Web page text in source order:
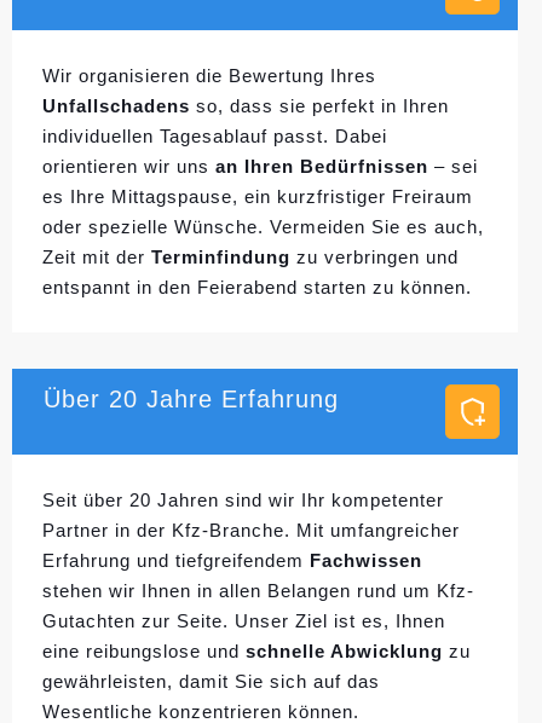
Wir organisieren die Bewertung Ihres
Unfallschadens so, dass sie perfekt in Ihren
individuellen Tagesablauf passt. Dabei
orientieren wir uns an Ihren Bedürfnissen – sei
es Ihre Mittagspause, ein kurzfristiger Freiraum
oder spezielle Wünsche. Vermeiden Sie es auch,
Zeit mit der Terminfindung zu verbringen und
entspannt in den Feierabend starten zu können.
Über 20 Jahre Erfahrung
Seit über 20 Jahren sind wir Ihr kompetenter
Partner in der Kfz-Branche. Mit umfangreicher
Erfahrung und tiefgreifendem Fachwissen
stehen wir Ihnen in allen Belangen rund um Kfz-
Gutachten zur Seite. Unser Ziel ist es, Ihnen
eine reibungslose und schnelle Abwicklung zu
gewährleisten, damit Sie sich auf das
Wesentliche konzentrieren können.